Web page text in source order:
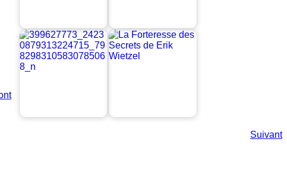
Suivant